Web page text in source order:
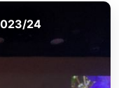
24